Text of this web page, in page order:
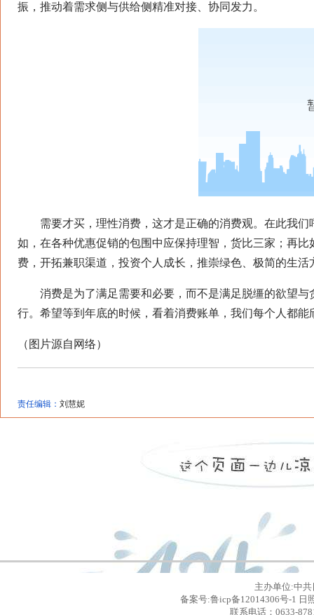
振，推动着需求侧与供给侧精准对接、协同发力。
需要才买，理性消费，这才是正确的消费观。在此我们
如，在各种优惠促销的包围中应保持理智，货比三家；再
费，开拓兼职渠道，投资个人成长，推崇绿色、极简的生活
消费是为了满足需要和必要，而不是满足脱缰的欲望与
行。希望等到年底的时候，看着消费账单，我们每个人都
（图片源自网络）
责任编辑： 刘慧妮
主办单位:中
备案号:鲁icp备12014306号-1
联系电话：0633-